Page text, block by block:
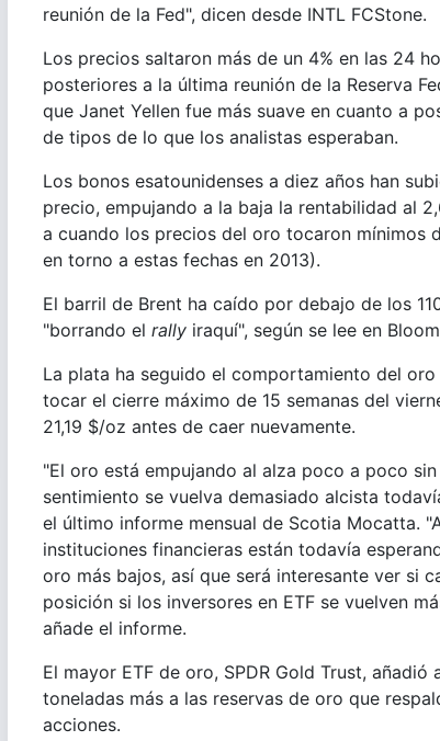
reunión de la Fed", dicen desde INTL FCStone.
Los precios saltaron más de un 4% en las 24
posteriores a la última reunión de la Reserva
que Janet Yellen fue más suave en cuanto a
de tipos de lo que los analistas esperaban.
Los bonos esatounidenses a diez años han
precio, empujando a la baja la rentabilidad al
a cuando los precios del oro tocaron mínimos
en torno a estas fechas en 2013).
El barril de Brent ha caído por debajo de los
"borrando el rally iraquí", según se lee en
La plata ha seguido el comportamiento del
tocar el cierre máximo de 15 semanas del
21,19 $/oz antes de caer nuevamente.
"El oro está empujando al alza poco a poco sin
sentimiento se vuelva demasiado alcista
el último informe mensual de Scotia Mocatta.
instituciones financieras están todavía
oro más bajos, así que será interesante ver si
posición si los inversores en ETF se vuelven
añade el informe.
El mayor ETF de oro, SPDR Gold Trust, añadió
toneladas más a las reservas de oro que
acciones.